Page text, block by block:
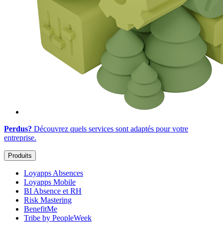
Perdus? Découvrez quels services sont adaptés pour votre
entreprise.
Produits
Loyapps Absences
Loyapps Mobile
BI Absence et RH
Risk Mastering
BenefitMe
Tribe by PeopleWeek